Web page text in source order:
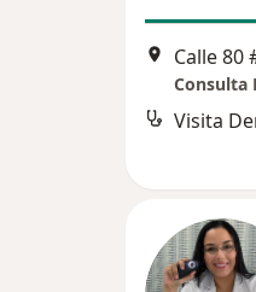
Calle 80
Consulta
Visita